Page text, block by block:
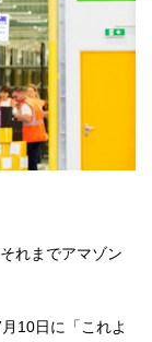
れまでアマゾン
10日に「これよ